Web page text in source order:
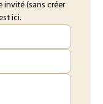
invité (sans créer
ici.